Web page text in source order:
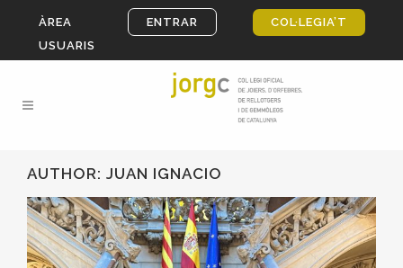
ÀREA
USUARIS
ENTRAR COL·LEGIA’T
AUTHOR: JUAN IGNACIO